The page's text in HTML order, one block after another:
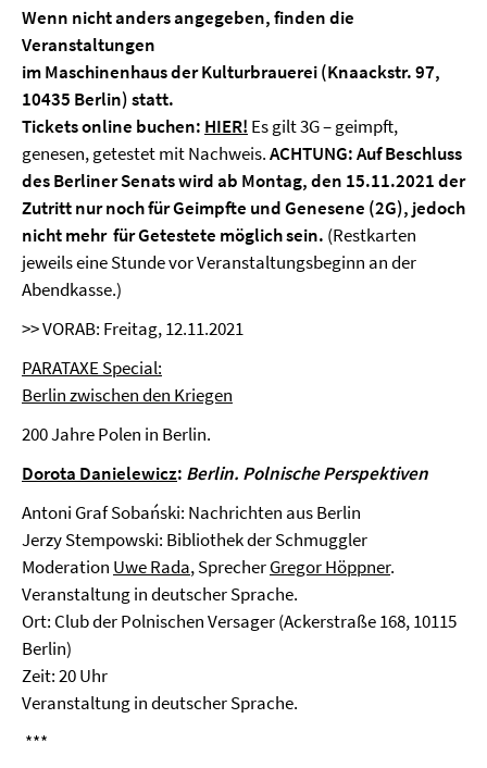
Wenn nicht anders angegeben, finden die
Veranstaltungen
im Maschinenhaus der Kulturbrauerei (Knaackstr. 97,
10435 Berlin) statt.
Tickets online buchen: HIER! Es gilt 3G – geimpft,
genesen, getestet mit Nachweis.ACHTUNG: Auf Beschluss
des Berliner Senats wird ab Montag, den 15.11.2021 der
Zutritt nur noch für Geimpfte und Genesene (2G), jedoch
nicht mehr für Getestete möglich sein. (Restkarten
jeweils eine Stunde vor Veranstaltungsbeginn an der
Abendkasse.)
>> VORAB: Freitag, 12.11.2021
PARATAXE Special:
Berlin zwischen den Kriegen
200 Jahre Polen in Berlin.
Dorota Danielewicz: Berlin. Polnische Perspektiven
Antoni Graf Sobański: Nachrichten aus Berlin
Jerzy Stempowski: Bibliothek der Schmuggler
Moderation Uwe Rada, SprecherGregor Höppner.
Veranstaltung in deutscher Sprache.
Ort: Club der Polnischen Versager (Ackerstraße 168, 10115
Berlin)
Zeit: 20 Uhr
Veranstaltung in deutscher Sprache.
***